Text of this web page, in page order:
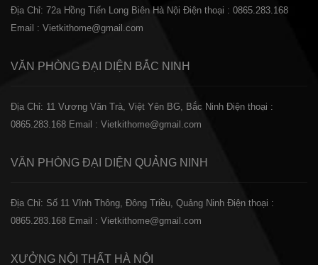
Địa Chỉ: 72a Hồng Tiến Long Biên Hà Nội Điện thoại : 0865.283.168
Email : Vietkithome@gmail.com
VĂN PHÒNG ĐẠI DIỆN BẮC NINH
Địa Chỉ: 11 Vương Văn Trà, Việt Yên BG, Bắc Ninh Điện thoại :
0865.283.168 Email : Vietkithome@gmail.com
VĂN PHÒNG ĐẠI DIỆN QUẢNG NINH
Địa Chỉ: Số 11 Vĩnh Thông, Đông Triều, Quảng Ninh Điện thoại :
0865.283.168 Email : Vietkithome@gmail.com
XƯỞNG NỘI THẤT HÀ NỘI